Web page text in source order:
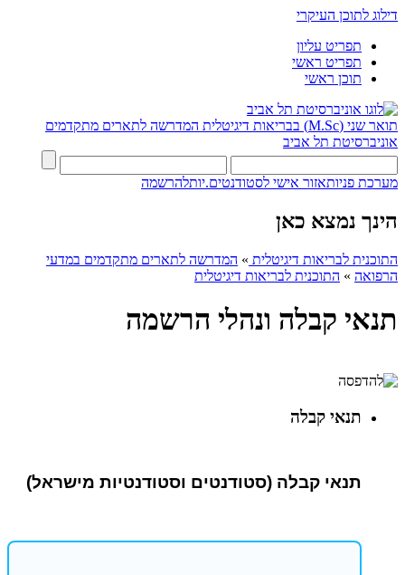
דילוג לתוכן העיקרי
תפריט עליון
תפריט ראשי
תוכן ראשי
תואר שני (M.Sc) בבריאות דיגיטלית
המדרשה לתארים מתקדמים
אוניברסיטת תל אביב
מערכת פניותאזור אישי לסטודנטים.יותלהרשמה
הינך נמצא כאן
התוכנית לבריאות דיגיטלית » המדרשה לתארים מתקדמים במדעי
הרפואה » התוכנית לבריאות דיגיטלית
תנאי קבלה ונהלי הרשמה
תנאי קבלה
תנאי קבלה (סטודנטים וסטודנטיות מישראל)